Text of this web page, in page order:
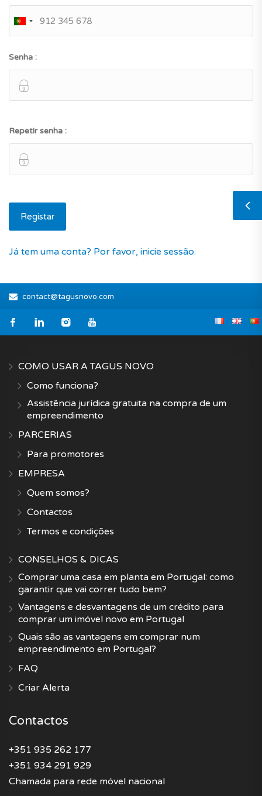
Senha :
Repetir senha :
Já tem uma conta? Por favor, inicie sessão.
contact@tagusnovo.com
COMO USAR A TAGUS NOVO
Como funciona?
Assistência jurídica gratuita na compra de um
empreendimento
PARCERIAS
Para promotores
EMPRESA
Quem somos?
Contactos
Termos e condições
CONSELHOS & DICAS
Comprar uma casa em planta em Portugal: como
garantir que vai correr tudo bem?
Vantagens e desvantagens de um crédito para
comprar um imóvel novo em Portugal
Quais são as vantagens em comprar num
empreendimento em Portugal?
FAQ
Criar Alerta
Contactos
+351 935 262 177
+351 934 291 929
Chamada para rede móvel nacional